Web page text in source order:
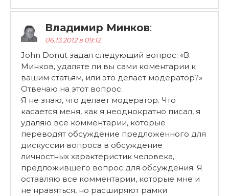
Владимир Минков:
06.13.2012 в 09:12
John Donut задал следующий вопрос: «В.
Минков, удаляте ли вы сами коментарии к
вашим статьям, или это делает модератор?»
Отвечаю на этот вопрос.
Я не знаю, что делает модератор. Что
касается меня, как я неоднократно писал, я
удаляю все комментарии, которые
переводят обсуждение предложенного для
дискуссии вопроса в обсуждение
личностных характеристик человека,
предложившего вопрос для обсуждения. Я
оставляю все комментарии, которые мне и
не нравяться, но расширяют рамки